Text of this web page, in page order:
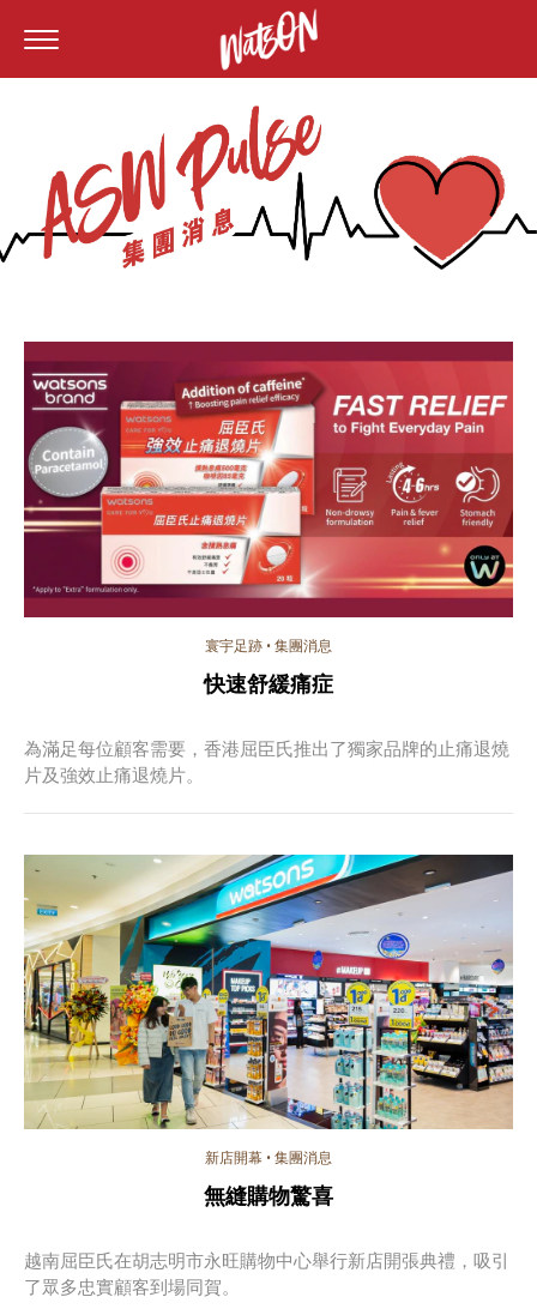
寰宇足跡 • 集團消息
快速舒緩痛症
為滿足每位顧客需要，香港屈臣氏推出了獨家品牌的止痛退燒
片及強效止痛退燒片。
新店開幕 • 集團消息
無縫購物驚喜
越南屈臣氏在胡志明市永旺購物中心舉行新店開張典禮，吸引
了眾多忠實顧客到場同賀。